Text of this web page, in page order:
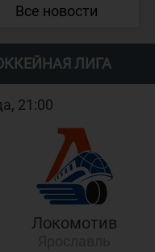
Все новости
ЛИГА
21:00
Локомотив